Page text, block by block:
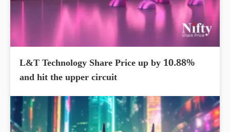
L&T Technology Share Price up by 10.88%
and hit the upper circuit